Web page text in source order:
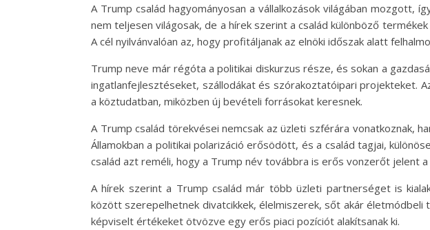
A Trump család hagyományosan a vállalkozások világában
nem teljesen világosak, de a hírek szerint a család különböző
A cél nyilvánvalóan az, hogy profitáljanak az elnöki időszak alatt
Trump neve már régóta a politikai diskurzus része, és sokan a
ingatlanfejlesztéseket, szállodákat és szórakoztatóipari projekteket.
a köztudatban, miközben új bevételi forrásokat keresnek.
A Trump család törekvései nemcsak az üzleti szférára vonatkoznak,
Államokban a politikai polarizáció erősödött, és a család tagjai,
család azt reméli, hogy a Trump név továbbra is erős vonzerőt jelent
A hírek szerint a Trump család már több üzleti partnerséget is
között szerepelhetnek divatcikkek, élelmiszerek, sőt akár
képviselt értékeket ötvözve egy erős piaci pozíciót alakítsanak ki.